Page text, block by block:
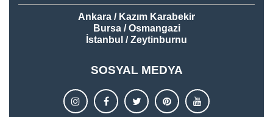
Ankara / Kazım Karabekir
Bursa / Osmangazi
İstanbul / Zeytinburnu
SOSYAL MEDYA